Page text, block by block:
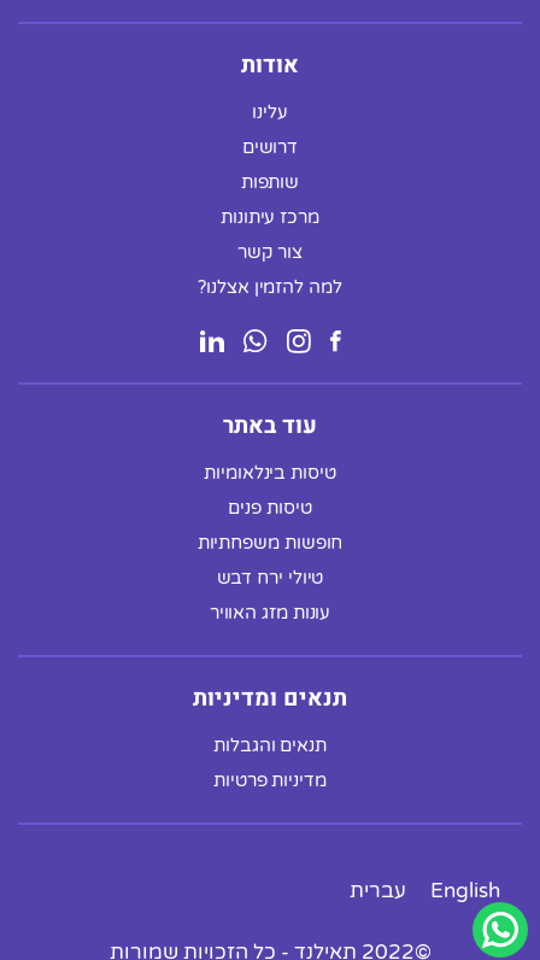
אודות
עלינו
דרושים
שותפות
מרכז עיתונות
צור קשר
למה להזמין אצלנו?
עוד באתר
טיסות בינלאומיות
טיסות פנים
חופשות משפחתיות
טיולי ירח דבש
עונות מזג האוויר
תנאים ומדיניות
תנאים והגבלות
מדיניות פרטיות
English עברית
©2022 תאילנד - כל הזכויות שמורות